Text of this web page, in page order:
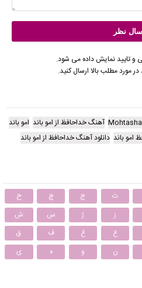
و تایید نمایش داده می شود.
مورد مطلب بالا ارسال کنید.
آهنگ خداحافظ از امو باند امو باند
امو باند دانلود آهنگ خداحافظ از امو باند
ث ج چ
ح
ز ژ س
ش
ع غ ف
ق
ن و ه ی